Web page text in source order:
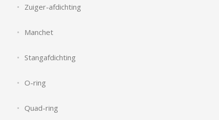
Zuiger-afdichting
Manchet
Stangafdichting
O-ring
Quad-ring